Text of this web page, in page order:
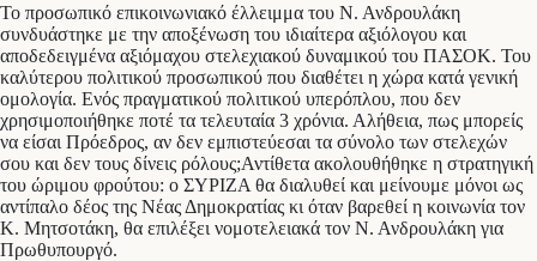
Το προσωπικό επικοινωνιακό έλλειμμα του Ν. Ανδρουλάκη
συνδυάστηκε με την αποξένωση του ιδιαίτερα αξιόλογου και
αποδεδειγμένα αξιόμαχου στελεχιακού δυναμικού του ΠΑΣΟΚ. Του
καλύτερου πολιτικού προσωπικού που διαθέτει η χώρα κατά γενική
ομολογία. Ενός πραγματικού πολιτικού υπερόπλου, που δεν
χρησιμοποιήθηκε ποτέ τα τελευταία 3 χρόνια. Αλήθεια, πως μπορείς
να είσαι Πρόεδρος, αν δεν εμπιστεύεσαι τα σύνολο των στελεχών
σου και δεν τους δίνεις ρόλους;Αντίθετα ακολουθήθηκε η στρατηγική
του ώριμου φρούτου: ο ΣΥΡΙΖΑ θα διαλυθεί και μείνουμε μόνοι ως
αντίπαλο δέος της Νέας Δημοκρατίας κι όταν βαρεθεί η κοινωνία τον
Κ. Μητσοτάκη, θα επιλέξει νομοτελειακά τον Ν. Ανδρουλάκη για
Πρωθυπουργό.